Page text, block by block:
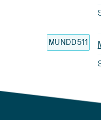
MUNDD511